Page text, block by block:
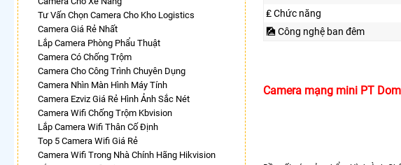
Tư Vấn Chọn Camera Cho Kho Logistics
Camera Giá Rẻ Nhất
Lắp Camera Phòng Phẩu Thuật
Camera Có Chống Trộm
Camera Cho Công Trình Chuyên Dụng
Camera Nhìn Màn Hình Máy Tính
Camera Ezviz Giá Rẻ Hình Ảnh Sắc Nét
Camera Wifi Chống Trộm Kbvision
Lắp Camera Wifi Thân Cố Định
Top 5 Camera Wifi Giá Rẻ
Camera Wifi Trong Nhà Chính Hãng Hikvision
₤ Chức năng
🎑 Công nghệ ban đêm
Camera mạng mini PT